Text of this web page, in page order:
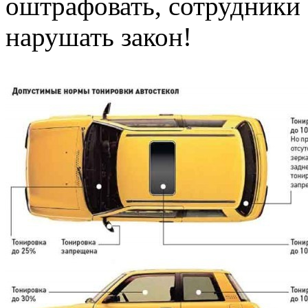
оштрафовать,
нарушать закон!